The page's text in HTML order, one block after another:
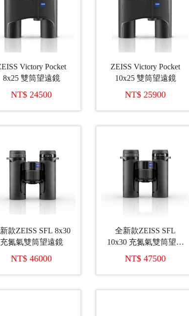
Victory Pocket
8x25 雙筒望遠鏡
NT$ 24500
ZEISS Victory Pocket
10x25 雙筒望遠鏡
NT$ 25900
款ZEISS SFL 8x30
充氮氣雙筒望遠鏡
NT$ 46000
全新款ZEISS SFL
10x30 充氮氣雙筒望遠
NT$ 47500